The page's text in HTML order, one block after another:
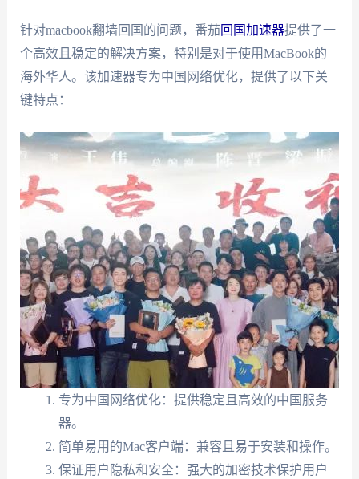
针对macbook翻墙回国的问题，番茄回国加速器提供了一
个高效且稳定的解决方案，特别是对于使用MacBook的
海外华人。该加速器专为中国网络优化，提供了以下关
键特点：
专为中国网络优化：提供稳定且高效的中国服务
器。
简单易用的Mac客户端：兼容且易于安装和操作。
保证用户隐私和安全：强大的加密技术保护用户